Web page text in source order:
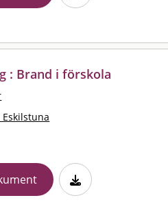
: Brand i förskola